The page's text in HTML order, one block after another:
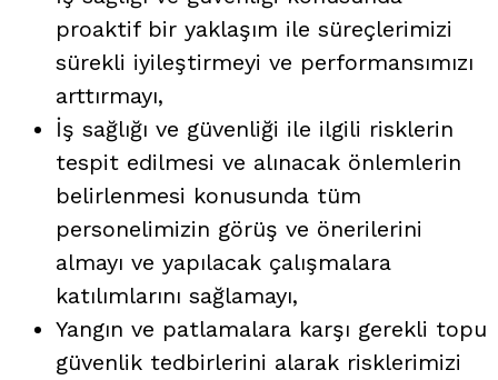
proaktif bir yaklaşım ile süreçlerimizi
sürekli iyileştirmeyi ve performansımızı
arttırmayı,
İş sağlığı ve güvenliği ile ilgili risklerin
tespit edilmesi ve alınacak önlemlerin
belirlenmesi konusunda tüm
personelimizin görüş ve önerilerini
almayı ve yapılacak çalışmalara
katılımlarını sağlamayı,
Yangın ve patlamalara karşı gerekli topu
güvenlik tedbirlerini alarak risklerimizi